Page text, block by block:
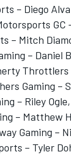
– Diego
GC
– Mitch
– Daniel
Gaming –
– Riley
– Matthew
Gaming –
– Tyler